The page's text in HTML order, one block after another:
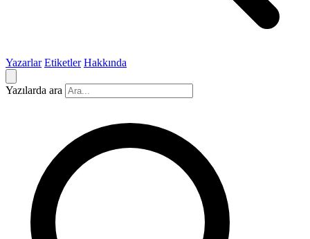
Yazarlar Etiketler Hakkında
Yazılarda ara